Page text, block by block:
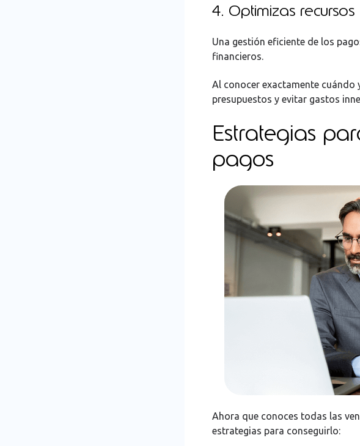
4. Optimizas recursos
Una gestión eficiente de los
financieros.
Al conocer exactamente cuándo
presupuestos y evitar gastos
Estrategias
pagos
Ahora que conoces todas las
estrategias para conseguirlo: